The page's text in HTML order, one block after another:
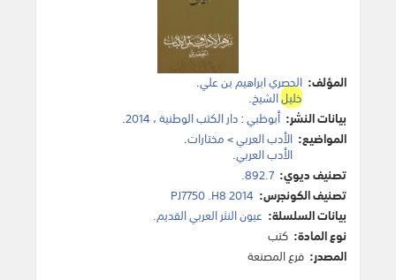
المؤلف: الحصري ابراهيم بن علي.
خليلالشيخ.
بيانات النشر: أبوظبي:دار الكتب الوطنية، 2014
.
المواضيع: الأدب العربي>مختارات.
الأدب العربي.
تصنيف ديوي: 892.7.
تصنيف الكونجرس: PJ7750 .H8 2014
بيانات السلسلة: عيون النثر العربي القديم.
نوع المادة: كتب
المصدر: فرع المصنعة